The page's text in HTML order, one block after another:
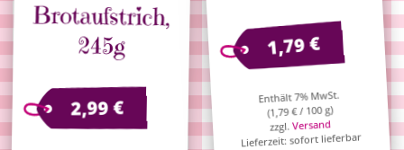
245g
2,99€
1,79€
Enthält 7% MwSt.
(1,79€/ 100 g)
zzgl.Versand
Lieferzeit: sofort lieferbar